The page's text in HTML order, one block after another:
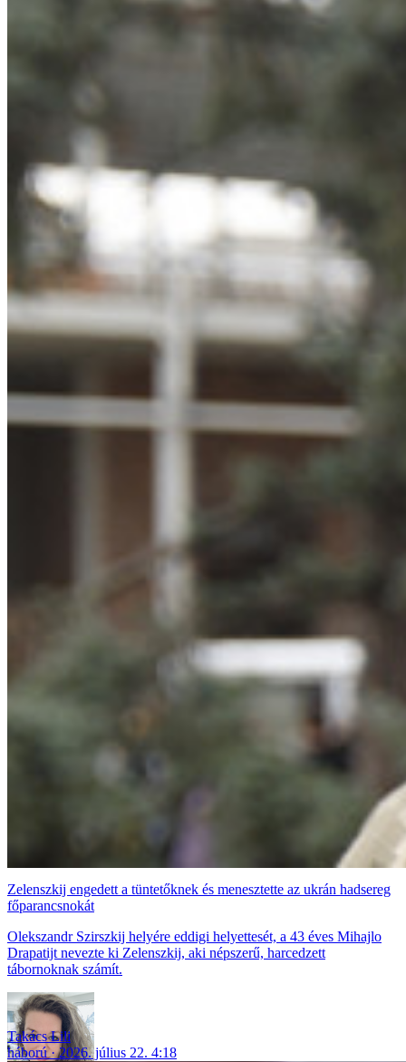
Zelenszkij engedett a tüntetőknek és menesztette az ukrán hadsereg
főparancsnokát
Olekszandr Szirszkij helyére eddigi helyettesét, a 43 éves Mihajlo
Drapatijt nevezte ki Zelenszkij, aki népszerű, harcedzett
tábornoknak számít.
Takács Lili
háború
2026. július 22. 4:18